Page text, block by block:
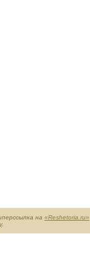
на «Reshetoria.ru»
.